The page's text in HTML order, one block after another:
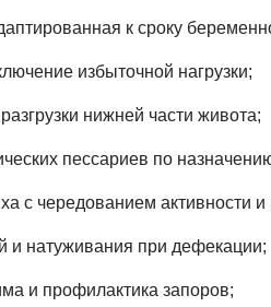
к сроку
избыточной нагрузки;
нижней части живота;
пессариев по
с чередованием активности и
и натуживания при дефекации;
и профилактика запоров;